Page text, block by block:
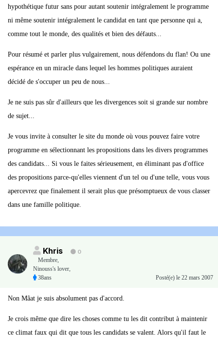
hypothétique futur sans pour autant soutenir intégralement le programme
ni même soutenir intégralement le candidat en tant que personne qui a,
comme tout le monde, des qualités et bien des défauts...
Pour résumé et parler plus vulgairement, nous défendons du flan! Ou une
espérance en un miracle dans lequel les hommes politiques auraient
décidé de s'occuper un peu de nous...
Je ne suis pas sûr d'ailleurs que les divergences soit si grande sur nombre
de sujet...
Je vous invite à consulter le site du monde où vous pouvez faire votre
programme en sélectionnant les propositions dans les divers programmes
des candidats... Si vous le faites sérieusement, en éliminant pas d'office
des propositions parce-qu'elles viennent d'un tel ou d'une telle, vous vous
apercevrez que finalement il serait plus que présomptueux de vous classer
dans une famille politique.
Khris
0
Membre,
Ninouss's lover,
38ans
Posté(e) le 22 mars 2007
Non Mâat je suis absolument pas d'accord.
Je crois même que dire les choses comme tu les dit contribut à maintenir
ce climat faux qui dit que tous les candidats se valent. Alors qu'il faut le